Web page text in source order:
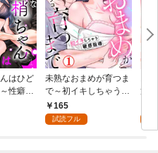
はひど
性癖マ
欲望の
したら
未熟なおまめが育つま
で～初イキしちゃう敏
感指導～1
165
試読フル
筋
1【
付